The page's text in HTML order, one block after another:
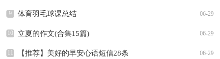
9 体育羽毛球课总结 06-29
10 立夏的作文(合集15篇) 06-29
11 【推荐】美好的早安心语短信28条 06-29